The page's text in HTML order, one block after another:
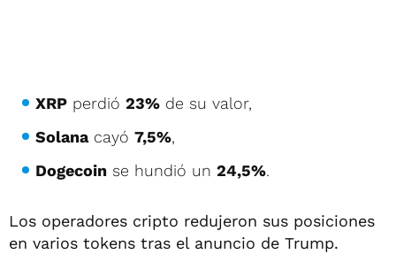
XRP perdió 23% de su valor,
Solanacayó 7,5%,
Dogecoin se hundió un 24,5%.
Los operadores cripto redujeron sus posiciones
en varios tokens tras el anuncio de Trump.